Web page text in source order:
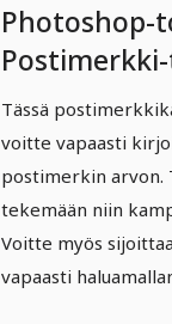
Photoshop-
vapaalla
Tässä
voitte vapaasti
postimerkin arvon.
tekemään niin
Voitte myös
vapaasti